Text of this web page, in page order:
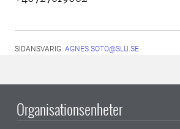
SIDANSVARIG: AGNES.SOTO@SLU.SE
Organisationsenheter